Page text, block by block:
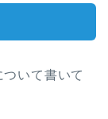
いて書いて